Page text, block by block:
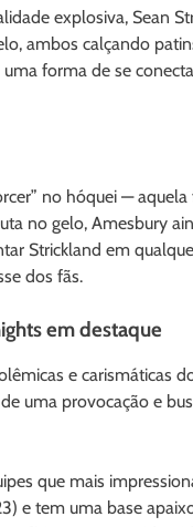
explosiva, Sean
ambos calçando
forma de se
no hóquei —
no gelo, Amesbury
Strickland em
dos fãs.
em destaque
e carismáticas
uma provocação e
que mais
e tem uma base